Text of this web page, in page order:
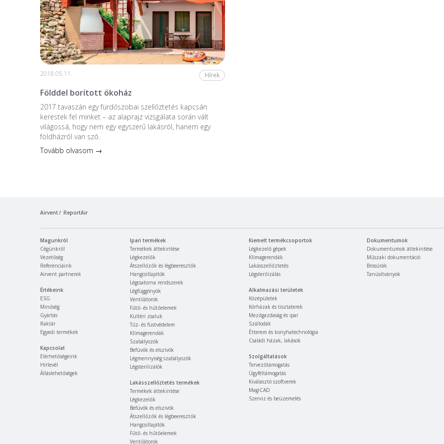
2018.05.11. Hírek
Földdel borított ökoház
2017 tavaszán egy fürdőszobai szellőztetés kapcsán
kerestek fel minket – az alaprajz vizsgálata során vált
világossá, hogy nem egy egyszerű lakásról, hanem egy
földházról van szó.
Tovább olvasom →
Airvent ReportAir
Magunkról
Cégünkről
Vezetőség
Referenciáink
Airvent partnerek
Értékeink
ESG
Minőség
Gyártás
Raktár
Egyedi termékek
Kapcsolat
Elérhetőségeink
Hírlevél
Álláslehetőségek
Ipari termékek
Termékek áttekintése
Légkezelők
Átszellőzők és légbeeresztők
Hangcsillapítók
Légcsatorna rendszerek
Légfüggönyök
Ventilátorok
Fűtő- és hűtőelemek
Kültéri zsaluk
Tűz- és füstvédelem
Klímagerendák
Szabályozók
Befúvók és elszívók
Légmennyiség szabályozók
Légsterilizálók
Lakásszellőztetés termékek
Termékek áttekintése
Légkezelők
Befúvók és elszívók
Átszellőzők és légbeeresztők
Hangcsillapítók
Fűtő- és hűtőelemek
Ventilátorok
Kiemelt termékcsoportok
Légkezelő gépek
Klímagerendák
Lakásszellőztetés
Légsterilizálás
Alkalmazási területek
Középületek
Kórházak és tisztaterek
Mezőgazdaság és ipar
Szállodák
Étterem és konyhatechnológia
Családi házak, lakások
Szolgáltatások
Tervezőtámogatás
Ügyféltámogatás
Kiválasztó szoftverek
MagiCAD
Szerviz és beüzemelés
Dokumentumok
Dokumentumok áttekintése
Műszaki dokumentáció
Brosúrák
Tanúsítványok